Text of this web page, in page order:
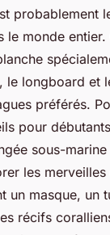
probablement
le monde
le longboard et
préférés.
pour
sous-
les
un masque, un
récifs